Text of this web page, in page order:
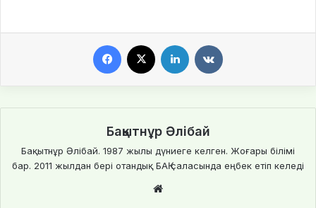
Facebook LinkedIn
Бақытнұр Әлібай
Бақытнұр Әлібай. 1987 жылы дүниеге келген. Жоғары білімі
бар. 2011 жылдан бері отандық БАҚ саласында еңбек етіп келеді